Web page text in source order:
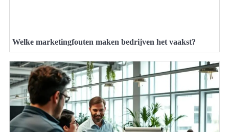
Welke marketingfouten maken bedrijven het vaakst?